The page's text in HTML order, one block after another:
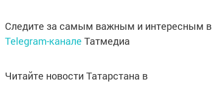
Следите за самым важным и интересным в
Telegram-канале Татмедиа
Читайте новости Татарстана в